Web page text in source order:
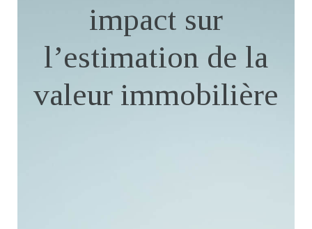
impact sur
l’estimation de la
valeur immobilière